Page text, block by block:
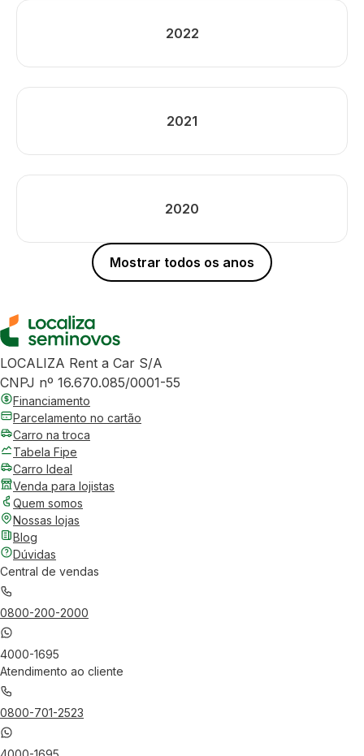
2022
2021
2020
Mostrar todos os anos
LOCALIZA Rent a Car S/A
CNPJ nº 16.670.085/0001-55
Financiamento
Parcelamento no cartão
Carro na troca
Tabela Fipe
Carro Ideal
Venda para lojistas
Quem somos
Nossas lojas
Blog
Dúvidas
Central de vendas
0800-200-2000
4000-1695
Atendimento ao cliente
0800-701-2523